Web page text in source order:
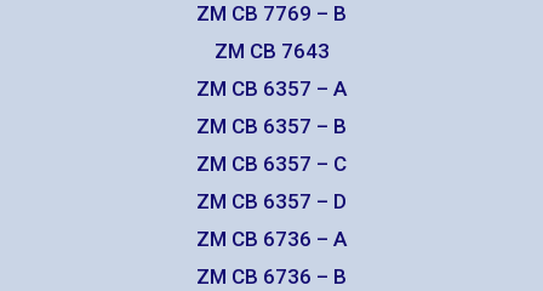
ZM CB 7769 – B
ZM CB 7643
ZM CB 6357 – A
ZM CB 6357 – B
ZM CB 6357 – C
ZM CB 6357 – D
ZM CB 6736 – A
ZM CB 6736 – B